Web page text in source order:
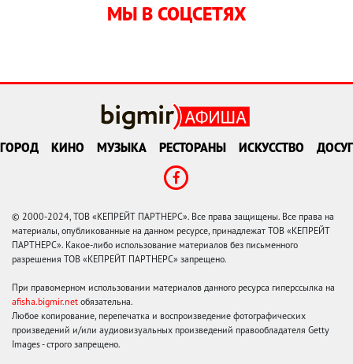
МЫ В СОЦСЕТЯХ
ГОРОД КИНО МУЗЫКА РЕСТОРАНЫ ИСКУССТВО ДОСУГ
© 2000-2024, ТОВ «КЕПРЕЙТ ПАРТНЕРС». Все права защищены. Все права на
материалы, опубликованные на данном ресурсе, принадлежат ТОВ «КЕПРЕЙТ
ПАРТНЕРС». Какое-либо использование материалов без письменного
разрешения ТОВ «КЕПРЕЙТ ПАРТНЕРС» запрещено.
При правомерном использовании материалов данного ресурса гиперссылка на
afisha.bigmir.net обязательна.
Любое копирование, перепечатка и воспроизведение фотографических
произведений и/или аудиовизуальных произведений правообладателя Getty
Images - строго запрещено.